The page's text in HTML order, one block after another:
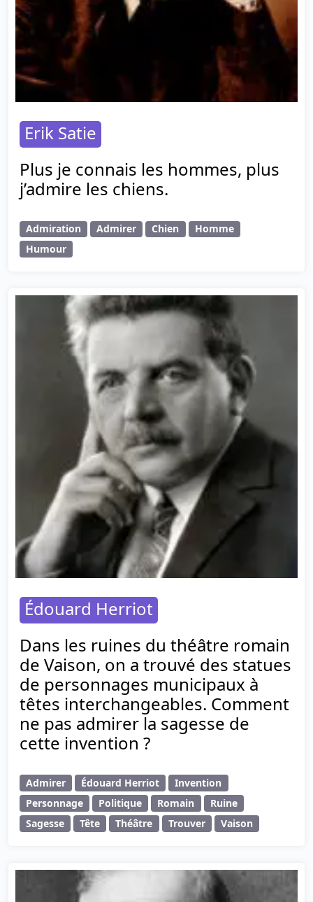
Erik Satie
Plus je connais les hommes, plus
j’admire les chiens.
Admiration Admirer Chien
Homme
Humour
Édouard Herriot
Dans les ruines du théâtre romain
de Vaison, on a trouvé des statues
de personnages municipaux à
têtes interchangeables. Comment
ne pas admirer la sagesse de
cette invention ?
Admirer Édouard Herriot
Invention
Personnage
Politique Romain
Ruine
Sagesse
Tête Théâtre Trouver Vaison